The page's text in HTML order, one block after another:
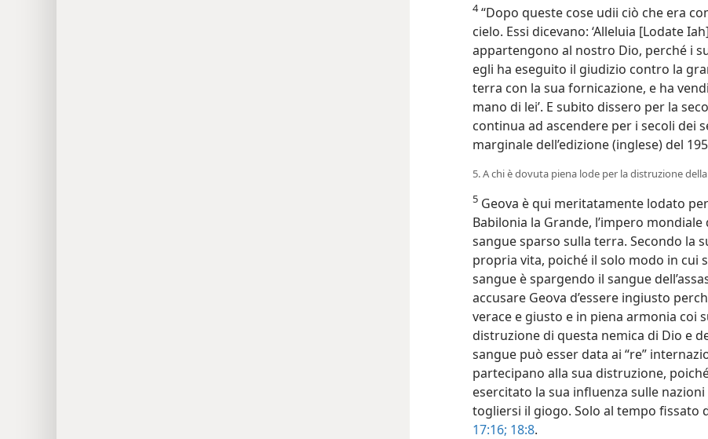
4“Dopo queste cose udii ciò che era
cielo. Essi dicevano: ‘Alleluia [Lodate
appartengono al nostro Dio, perché i
egli ha eseguito il giudizio contro la
terra con la sua fornicazione, e ha
mano di lei’. E subito dissero per la
continua ad ascendere per i secoli dei
marginale dell’edizione (inglese) del
5. A chi è dovuta piena lode per la distruzione
5 Geova è qui meritatamente lodato
Babilonia la Grande, l’impero
sangue sparso sulla terra. Secondo la
propria vita, poiché il solo modo in cui
sangue è spargendo il sangue
accusare Geova d’essere ingiusto
verace e giusto e in piena armonia coi
distruzione di questa nemica di Dio e
sangue può esser data ai “re”
partecipano alla sua distruzione,
esercitato la sua influenza sulle
togliersi il giogo. Solo al tempo fissato
17:16; 18:8.